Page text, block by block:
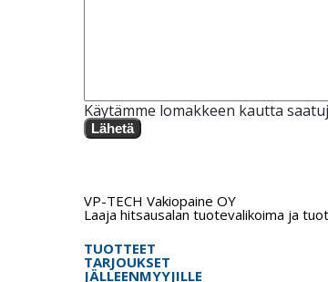
Käytämme lomakkeen kautta
Lähetä
VP-TECH Vakiopaine OY
Laaja hitsausalan tuotevalikoima ja
TUOTTEET
TARJOUKSET
JÄLLEENMYYJILLE